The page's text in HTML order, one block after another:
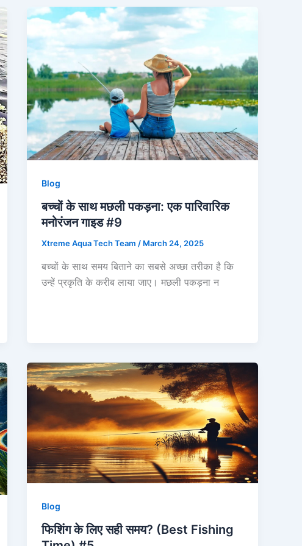
Blog
बच्चों के साथ मछली पकड़ना: एक पारिवारिक
मनोरंजन गाइड #9
Xtreme Aqua Tech Team/ March 24, 2025
बच्चों के साथ समय बिताने का सबसे अच्छा तरीका है कि
उन्हें प्रकृति के करीब लाया जाए। मछली पकड़ना न
Blog
फिशिंग के लिए सही समय? (Best Fishing